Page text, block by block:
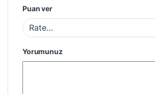
Puan ver
Yorumunuz